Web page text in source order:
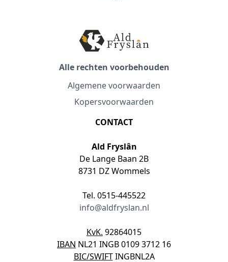
Alle rechten voorbehouden
Algemene voorwaarden
Kopersvoorwaarden
CONTACT
Ald Fryslân
De Lange Baan 2B
8731 DZ Wommels
Tel. 0515-445522
info@aldfryslan.nl
KvK. 92864015
IBAN NL21 INGB 0109 3712 16
BIC/SWIFTINGBNL2A